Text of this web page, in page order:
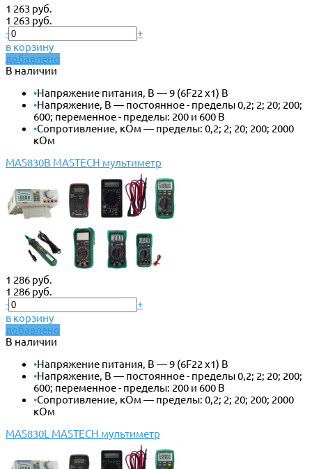
1 263 руб.
1 263 руб.
-
+
в корзину
добавлено
В наличии
•Напряжение питания, В — 9 (6F22 x1) В
•Напряжение, В — постоянное - пределы 0,2; 2; 20; 200;
600; переменное - пределы: 200 и 600 В
•Сопротивление, кОм — пределы: 0,2; 2; 20; 200; 2000
кОм
MAS830B MASTECH мультиметр
1 286 руб.
1 286 руб.
-
+
в корзину
добавлено
В наличии
•Напряжение питания, В — 9 (6F22 x1) В
•Напряжение, В — постоянное - пределы 0,2; 2; 20; 200;
600; переменное - пределы: 200 и 600 В
•Сопротивление, кОм — пределы: 0,2; 2; 20; 200; 2000
кОм
MAS830L MASTECH мультиметр